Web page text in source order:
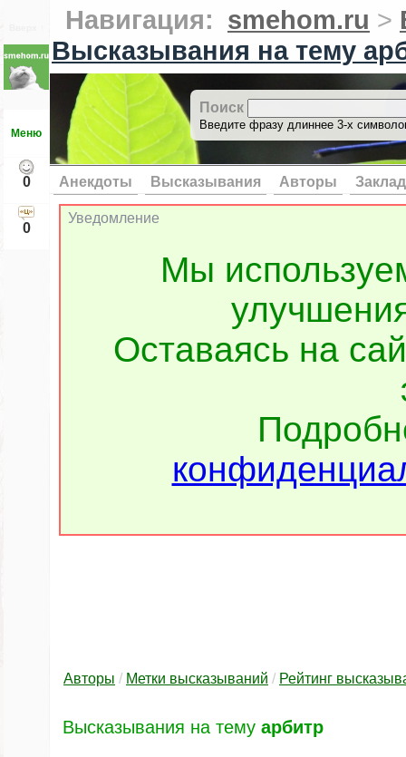
Меню
0
0
Навигация: smehom.ru >
Высказывания на тему
Поиск
Введите фразу длиннее 3-х
Анекдоты Высказывания Авторы
Уведомление
Мы
Оставаясь на
Авторы / Метки высказываний / Рейтинг
Высказывания на тему арбитр